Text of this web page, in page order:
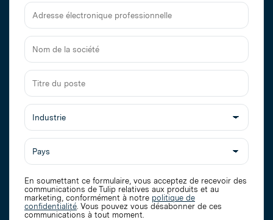
Nom
de
famille
Adresse
électronique
professionnelle
Nom
de
la
société
Titre
du
poste
En soumettant ce formulaire, vous acceptez de recevoir des
communications de Tulip relatives aux produits et au
marketing, conformément à notre politique de
confidentialité. Vous pouvez vous désabonner de ces
communications à tout moment.